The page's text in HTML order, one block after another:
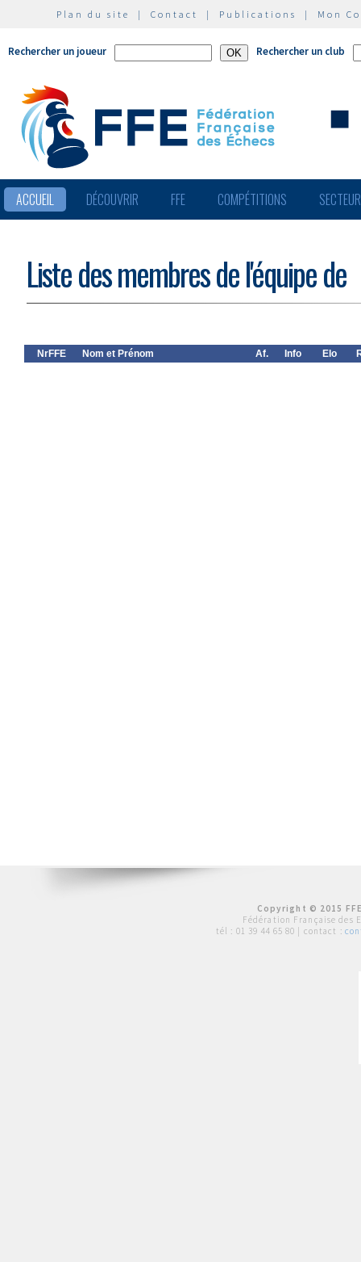
Plan du site | Contact | Publications | Mon
Rechercher un joueur Rechercher un club
ACCUEIL DÉCOUVRIR FFE COMPÉTITIONS
Liste des membres de l'équipe de
NrFFE Nom et Prénom Af. Info Elo
Copyright © 2015
Fédération Française des
tél : 01 39 44 65 80 | contact :